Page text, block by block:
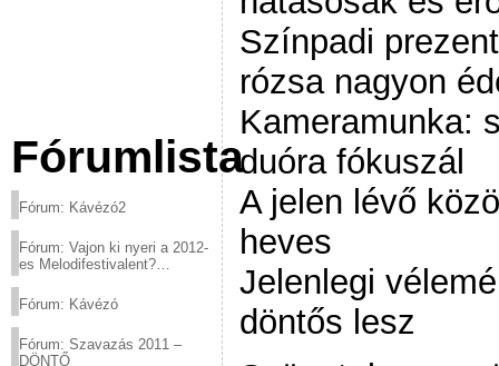
Fórumlista
Fórum: Kávézó2
Fórum: Vajon ki nyeri a 2012-
es Melodifestivalent?
Fórum: Kávézó
Fórum: Szavazás 2011 –
DÖNTŐ
Színpadi
rózsa nagyon
Kameramunka:
duóra fókuszál
A jelen lévő
heves
Jelenlegi
döntős lesz